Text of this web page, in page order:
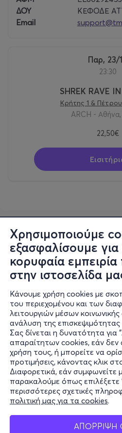
Χρησιμοποιούμε
εξασφαλίσουμε για
κορυφαία
στην ιστοσελίδα
Κάνουμε χρήση cookies με
του περιεχομένου και των
λειτουργιών μέσων
ανάλυση της
Σας δίνεται η δυνατότητα
απαραίτητων cookies, εάν δεν
χρήση τους, ή μπορείτε να
προτιμήσεις, κάνοντας κλικ
Διαφορετικά, εάν
παρακαλούμε όπως
περισσότερες σχετικές
πολιτική μας για τα cookies.
ΑΠΟΡΡΙΨΗ
ΔΟΥ
ΚΕΦΟΔΕ
Email
Παρ, 23/
23:30
SHREK RAVE
Κρήτης 1 &
ARCH - Αθήνα,
22,50€
Πληροφορίες
Υποστήριξη
Stay Connected
Mobile app